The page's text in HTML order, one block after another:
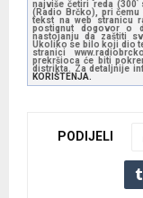
najviše četiri reda (300
(Radio Brčko), pri
tekst na web stranicu
postignut dogovor o
nastojanju da zaštiti
Ukoliko se bilo koji dio
stranici
prekršioca će biti
distrikta. Za detaljnije
KORIŠTENJA.
PODIJELI